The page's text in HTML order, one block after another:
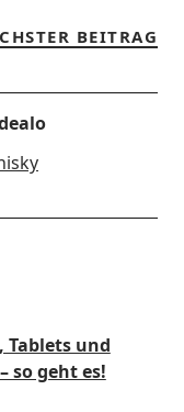
BEITRAG
Tablets und
so geht es!